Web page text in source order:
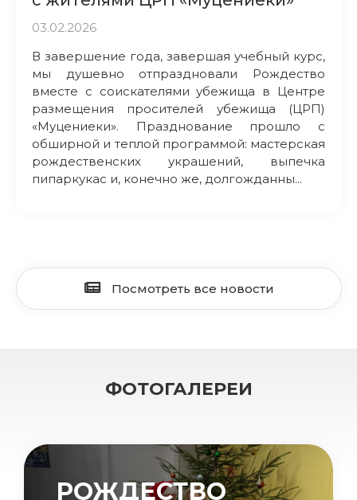
03.02.2026
В завершение года, завершая учебный курс,
мы душевно отпраздновали Рождество
вместе с соискателями убежища в Центре
размещения просителей убежища (ЦРП)
«Муцениеки». Празднование прошло с
обширной и теплой программой: мастерская
рождественских украшений, выпечка
пипаркукас и, конечно же, долгожданны...
Посмотреть все новости
ФОТОГАЛЕРЕИ
РОЖДЕСТВО